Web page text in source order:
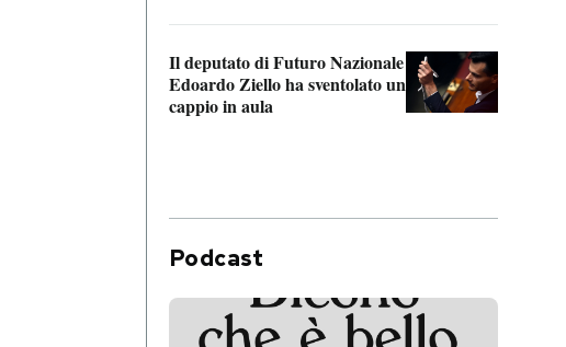
Il deputato di Futuro Nazionale
Edoardo Ziello ha sventolato un
cappio in aula
Podcast